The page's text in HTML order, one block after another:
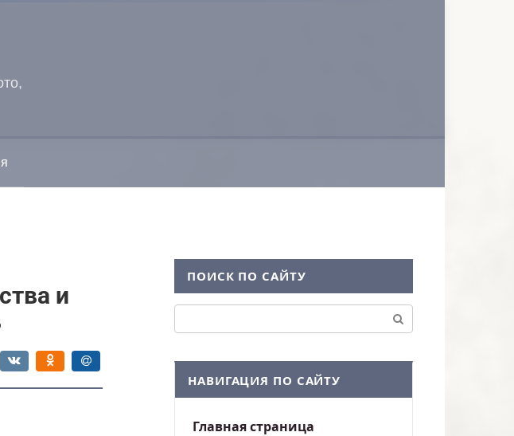
и
ПОИСК ПО САЙТУ
НАВИГАЦИЯ ПО САЙТУ
Главная страница